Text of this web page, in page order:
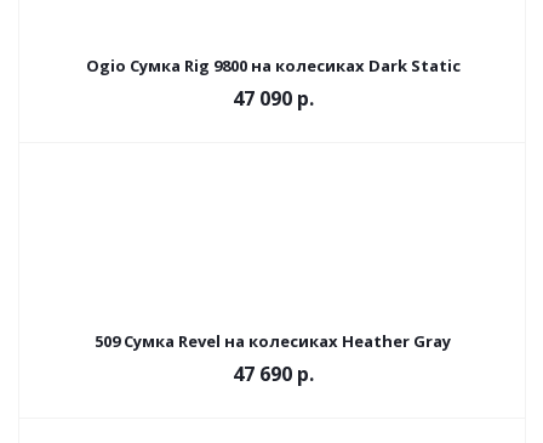
Ogio Сумка Rig 9800 на колесиках Dark Static
47 090 р.
509 Сумка Revel на колесиках Heather Gray
47 690 р.